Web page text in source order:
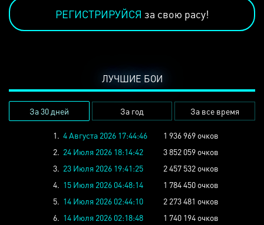
РЕГИСТРИРУЙСЯ за свою расу!
ЛУЧШИЕ БОИ
За 30 дней За год За все время
1. 4 Августа 2026 17:44:46
1 936 969 очков
2. 24 Июля 2026 18:14:42
3 852 059 очков
3. 23 Июля 2026 19:41:25
2 457 532 очков
4. 15 Июля 2026 04:48:14
1 784 450 очков
5. 14 Июля 2026 02:44:10
2 273 481 очков
6. 14 Июля 2026 02:18:48
1 740 194 очков